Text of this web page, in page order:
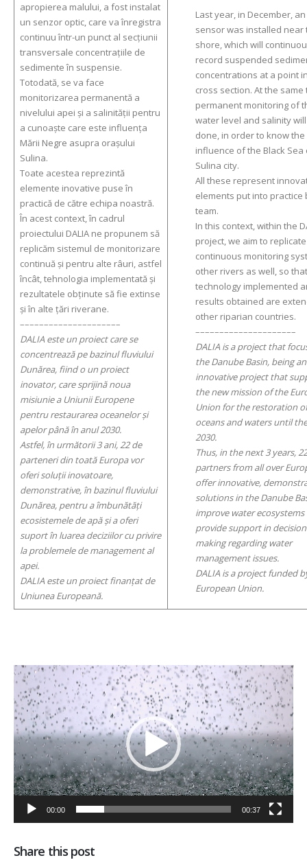
apropierea malului, a fost instalat
un senzor optic, care va înregistra
continuu într-un punct al secțiunii
transversale concentrațiile de
sedimente în suspensie.
Totodată, se va face
monitorizarea permanentă a
nivelului apei și a salinității pentru
a cunoaște care este influența
Mării Negre asupra orașului
Sulina.
Toate acestea reprezintă
elemente inovative puse în
practică de către echipa noastră.
În acest context, în cadrul
proiectului DALIA ne propunem să
replicăm sistemul de monitorizare
continuă și pentru alte râuri, astfel
încât, tehnologia implementată și
rezultatele obținute să fie extinse
și în alte țări riverane.
–––––––––––––––––––––
DALIA este un proiect care se
concentrează pe bazinul fluviului
Dunărea, fiind o un proiect
inovator, care sprijină noua
misiunie a Uniunii Europene
pentru restaurarea oceanelor și
apelor până în anul 2030.
Astfel, în următorii 3 ani, 22 de
parteneri din toată Europa vor
oferi soluții inovatoare,
demonstrative, în bazinul fluviului
Dunărea, pentru a îmbunătăți
ecosistemele de apă și a oferi
suport în luarea deciziilor cu privire
la problemele de management al
apei.
DALIA este un proiect finanțat de
Uniunea Europeană.
Last year, in December,
sensor was installed near
shore, which will
record suspended
concentrations at a point
cross section. At the same
permanent monitoring of
water level and salinity
done, in order to know the
influence of the Black Sea
Sulina city.
All these represent
elements put into practice
team.
In this context, within the
project, we aim to
continuous monitoring
other rivers as well, so
technology implemented
results obtained are
other riparian countries.
–––––––––––––––––––––
DALIA is a project that
the Danube Basin, being an
innovative project that
the new mission of the
Union for the restoration of
oceans and waters until
2030.
Thus, in the next 3 years, 22
partners from all over
offer innovative,
solutions in the Danube
improve water ecosystems
provide support in
making regarding water
management issues.
DALIA is a project funded
European Union.
Video
Player
00:00 00:37
Share this post